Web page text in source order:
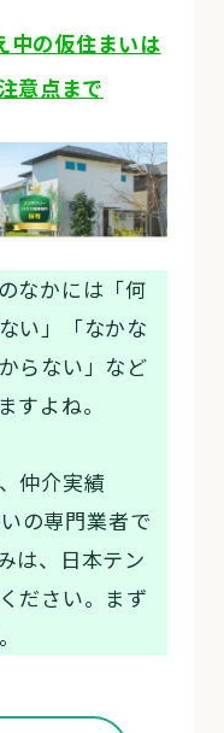
中の仮住まいは
意点まで
なかには「何
い」「なかな
らない」など
すよね。
仲介実績
の専門業者で
は、日本テン
ださい。まず